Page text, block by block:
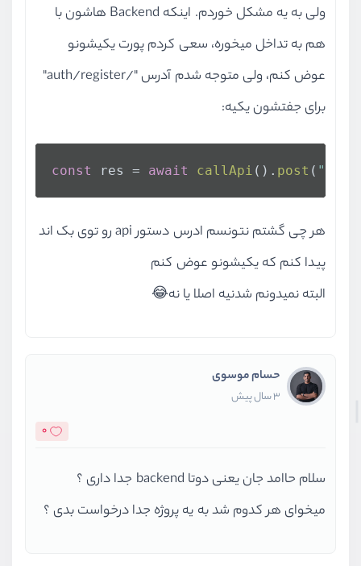
ولی به یه مشکل خوردم. اینکه Backend هاشون با
هم به تداخل میخوره، سعی کردم پورت یکیشونو
عوض کنم، ولی متوجه شدم آدرس "/auth/register"
برای جفتشون یکیه:
const res = await callApi (). post ( "/
هر چی گشتم نتونسم ادرس دستور api رو توی بک اند
پیدا کنم که یکیشونو عوض کنم
البته نمیدونم شدنیه اصلا یا نه😂
حسام موسوی
3 سال پیش
0
سلام حاامد جان یعنی دوتا backend جدا داری ؟
میخوای هر کدوم شد به یه پروژه جدا درخواست بدی ؟